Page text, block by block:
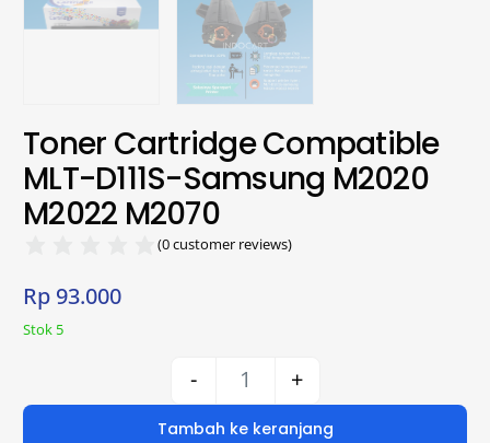
Toner Cartridge Compatible
MLT-D111S-Samsung M2020
M2022 M2070
(0customer reviews)
Rp 93.000
Stok 5
- +
Tambah ke keranjang